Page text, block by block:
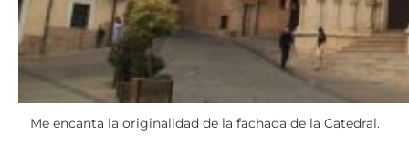
Me encanta la originalidad de la fachada de la Catedral.